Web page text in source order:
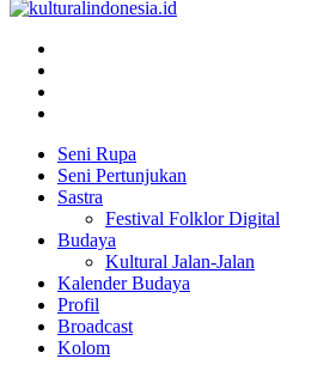
Seni Rupa
Seni Pertunjukan
Sastra
Festival Folklor Digital
Budaya
Kultural Jalan-Jalan
Kalender Budaya
Profil
Broadcast
Kolom